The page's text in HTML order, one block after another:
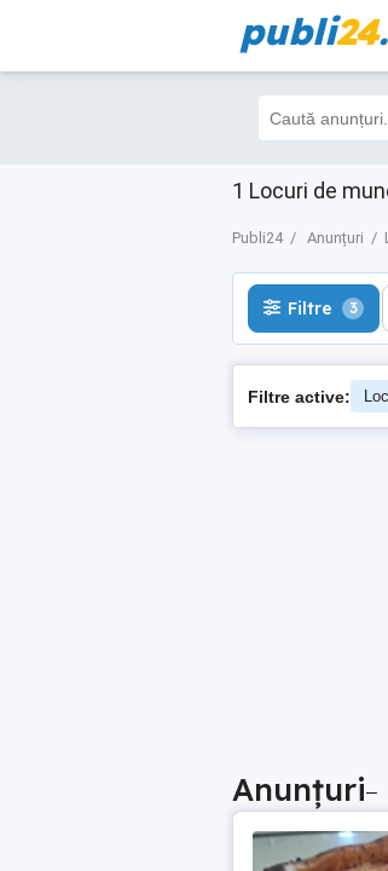
publi24
1 Locuri de
Publi24 Anunțuri
Filtre 3
Filtre 3
Filtre active:
Anunțuri–